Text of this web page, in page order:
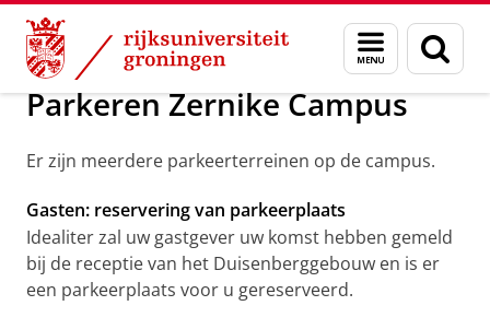
Skip
Content
Skip
Navigation
Menu
en
zoeken
Over ons Over ons
Parkeren Zernike Campus
Er zijn meerdere parkeerterreinen op de campus.
Gasten: reservering van parkeerplaats
Idealiter zal uw gastgever uw komst hebben gemeld
bij de receptie van het Duisenberggebouw en is er
een parkeerplaats voor u gereserveerd.